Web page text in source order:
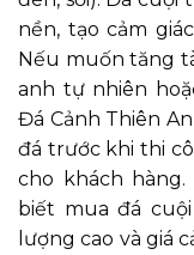
nền, tạo cảm
Nếu muốn tăng
anh tự nhiên
Đá Cảnh Thiên
đá trước khi thi
cho khách
biết mua đá
lượng cao và giá